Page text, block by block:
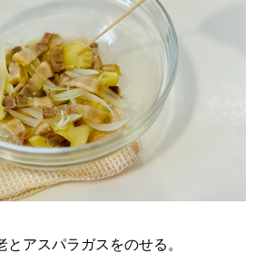
アスパラガスをのせる。